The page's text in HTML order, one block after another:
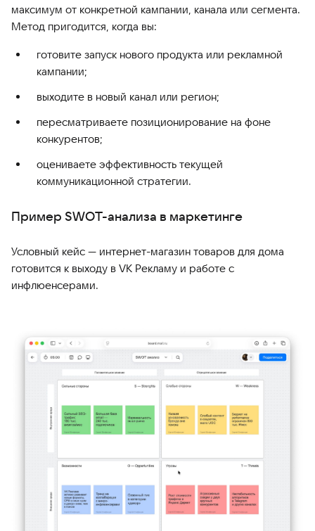
максимум от конкретной кампании, канала или сегмента.
Метод пригодится, когда вы:
готовите запуск нового продукта или рекламной
кампании;
выходите в новый канал или регион;
пересматриваете позиционирование на фоне
конкурентов;
оцениваете эффективность текущей
коммуникационной стратегии.
Пример SWOT-анализа в маркетинге
Условный кейс — интернет-магазин товаров для дома
готовится к выходу в VK Рекламу и работе с
инфлюенсерами.